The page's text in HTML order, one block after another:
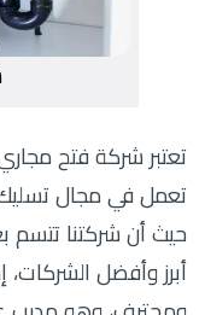
تعتبر شركة فتح
تعمل في مجال تسليك
حيث أن شركتنا تتسم
أبرز وأفضل